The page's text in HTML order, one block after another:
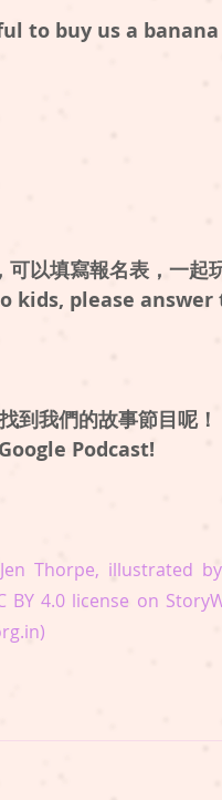
to buy us a
以填寫報名表，一起
please answer
我們的故事節目呢！
Podcast!
Thorpe, illustrated
4.0 license on